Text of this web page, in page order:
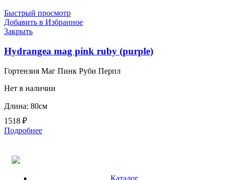
Быстрый просмотр
Добавить в Избранное
Закрыть
Hydrangea mag pink ruby (purple)
Гортензия Маг Пинк Руби Перпл
Нет в наличии
Длина: 80см
1518 ₽
Подробнее
Каталог